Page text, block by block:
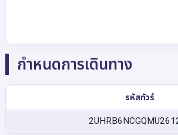
กำหนดการเดินทาง
รหัสทัวร์